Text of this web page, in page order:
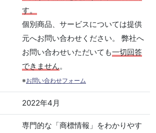
す。
個別商品、サービスについては提供
元へお問い合わせください。 弊社へ
お問い合わせいただいても一切回答
できません。
※お問い合わせフォーム
2022年4月
専門的な「商標情報」をわかりやす